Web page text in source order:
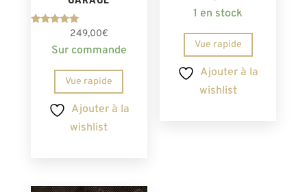
sur 5
249,00€
Sur commande
Vue rapide
Ajouter à la
wishlist
1 en stock
Vue rapide
Ajouter à la
wishlist